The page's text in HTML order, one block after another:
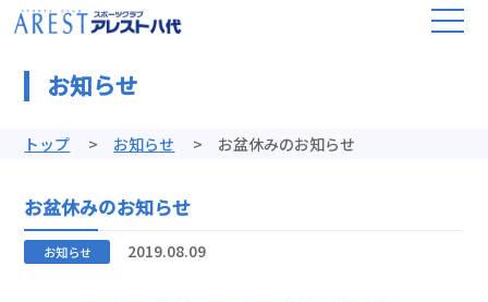
お知らせ
トップ お知らせ お盆休みのお知らせ
お盆休みのお知らせ
お知らせ 2019.08.09